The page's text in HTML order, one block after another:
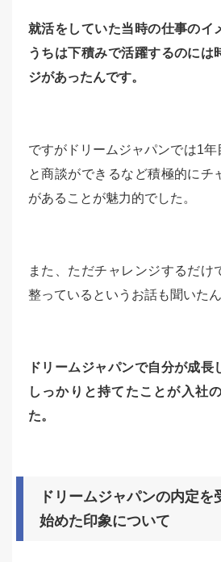
就活をしていた当時の仕事のイ
うちは下積みで活躍するのには
ジがあったんです。
ですがドリームジャパンでは1
と商談ができるなど積極的にチ
があることが魅力的でした。
また、ただチャレンジするだけ
整っているというお話も聞いたん
ドリームジャパンで自分が成長
しっかりと持てたことが入社
た。
ドリームジャパンの内定を
始めた印象について